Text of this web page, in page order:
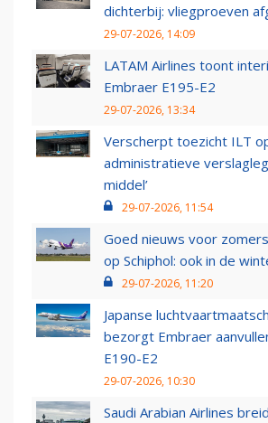
dichterbij: vliegproeven
29-07-2026, 14:09
LATAM Airlines toont
Embraer E195-E2
29-07-2026, 13:34
Verscherpt toezicht ILT
administratieve
middel’
29-07-2026, 11:54
Goed nieuws voor
op Schiphol: ook in de
29-07-2026, 11:20
Japanse
bezorgt Embraer
E190-E2
29-07-2026, 10:30
Saudi Arabian Airlines